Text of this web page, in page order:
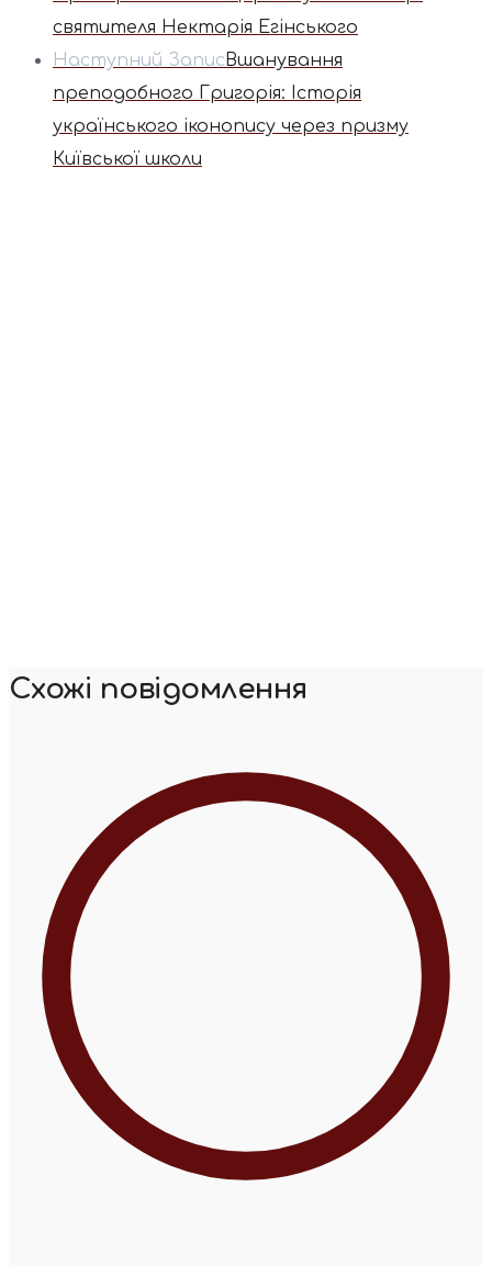
святителя Нектарія Егінського
Наступний Запис Вшанування
преподобного Григорія: Історія
українського іконопису через призму
Київської школи
Схожі повідомлення